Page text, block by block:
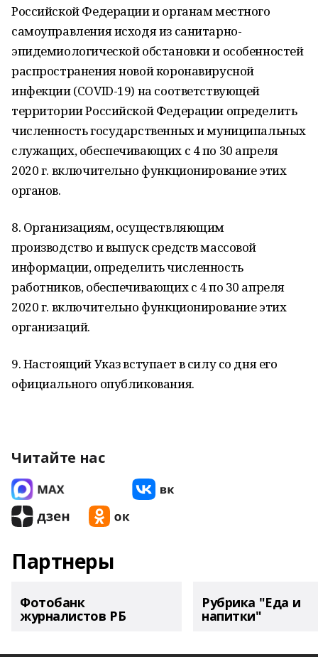
Российской Федерации и органам местного
самоуправления исходя из санитарно-
эпидемиологической обстановки и особенностей
распространения новой коронавирусной
инфекции (COVID-19) на соответствующей
территории Российской Федерации определить
численность государственных и муниципальных
служащих, обеспечивающих с 4 по 30 апреля
2020 г. включительно функционирование этих
органов.
8. Организациям, осуществляющим
производство и выпуск средств массовой
информации, определить численность
работников, обеспечивающих с 4 по 30 апреля
2020 г. включительно функционирование этих
организаций.
9. Настоящий Указ вступает в силу со дня его
официального опубликования.
Читайте нас
Партнеры
Фотобанк
журналистов РБ
Рубрика "Еда и
напитки"